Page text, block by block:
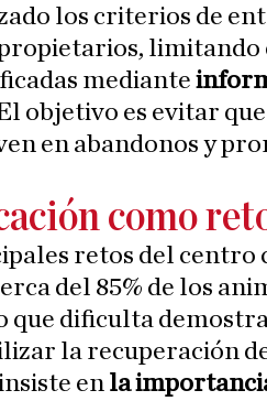
los criterios de
limitando
mediante
objetivo es evitar
en abandonos y
como
retos del centro
del 85% de los
que dificulta
la recuperación
en la